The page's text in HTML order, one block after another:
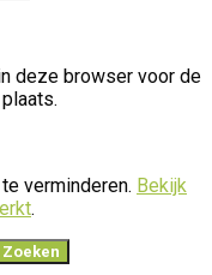
deze browser voor de
verminderen. Bekijk
.